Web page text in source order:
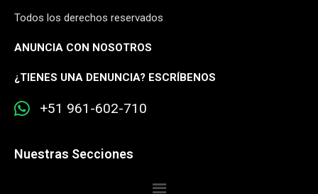
Todos los derechos reservados
ANUNCIA CON NOSOTROS
¿TIENES UNA DENUNCIA? ESCRÍBENOS
+51 961-602-710
Nuestras Secciones